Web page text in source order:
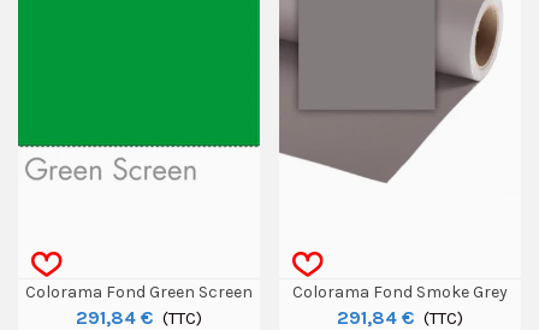
Colorama Fond Green Screen
3,55 X 15m
291,84 € (TTC)
Colorama Fond Smoke Grey
3,55 X 15m
291,84 € (TTC)